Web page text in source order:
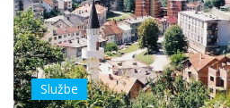
Službe